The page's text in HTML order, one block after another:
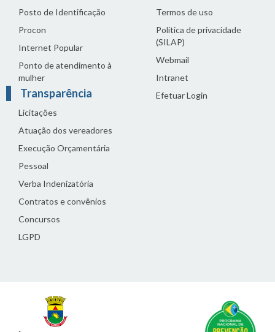
Posto de Identificação
Procon
Internet Popular
Ponto de atendimento à
mulher
Transparência
Licitações
Atuação dos vereadores
Execução Orçamentária
Pessoal
Verba Indenizatória
Contratos e convênios
Concursos
LGPD
Termos de uso
Política de privacidade
(SILAP)
Webmail
Intranet
Efetuar Login